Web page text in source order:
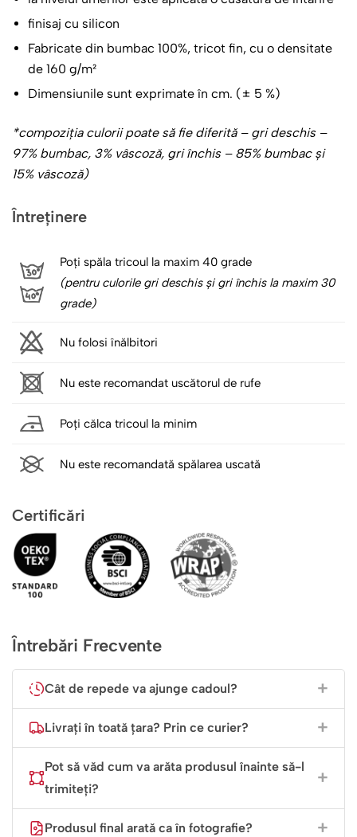
finisaj cu silicon
Fabricate din bumbac 100%, tricot fin, cu o densitate
de 160 g/m²
Dimensiunile sunt exprimate în cm. (± 5 %)
*compoziţia culorii poate să fie diferită – gri deschis –
97% bumbac, 3% vâscoză, gri închis – 85% bumbac și
15% vâscoză)
Întreținere
Poți spăla tricoul la maxim 40 grade
(pentru culorile gri deschis și gri închis la maxim 30
grade)
Nu folosi înălbitori
Nu este recomandat uscătorul de rufe
Poți călca tricoul la minim
Nu este recomandată spălarea uscată
Certificări
Întrebări Frecvente
Cât de repede va ajunge cadoul?
Livrați în toată țara? Prin ce curier?
Pot să văd cum va arăta produsul înainte să-l
trimiteți?
Produsul final arată ca în fotografie?